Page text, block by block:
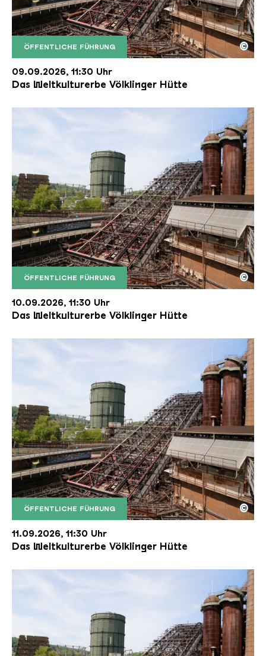
ÖFFENTLICHE FÜHRUNG
Der Erzschrägaufzug der Völklinger Hütte mit
Copyright: Weltkulturerbe Völklinger Hütte | Karl
©
09.09.2026, 11:30 Uhr
Das Weltkulturerbe Völklinger Hütte
ÖFFENTLICHE FÜHRUNG
Der Erzschrägaufzug der Völklinger Hütte mit
Copyright: Weltkulturerbe Völklinger Hütte | Karl
©
10.09.2026, 11:30 Uhr
Das Weltkulturerbe Völklinger Hütte
ÖFFENTLICHE FÜHRUNG
Der Erzschrägaufzug der Völklinger Hütte mit
Copyright: Weltkulturerbe Völklinger Hütte | Karl
©
11.09.2026, 11:30 Uhr
Das Weltkulturerbe Völklinger Hütte